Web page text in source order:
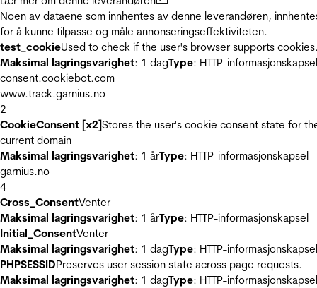
Noen av dataene som innhentes av denne leverandøren,
for å kunne tilpasse og måle annonseringseffektiviteten.
test_cookieUsed to check if the user's browser supports
Maksimal lagringsvarighet: 1 dagType: HTTP-informasjonskapsel
consent.cookiebot.com
www.track.garnius.no
2
CookieConsent [x2]Stores the user's cookie consent state for
current domain
Maksimal lagringsvarighet: 1 årType: HTTP-informasjonskapsel
garnius.no
4
Cross_ConsentVenter
Maksimal lagringsvarighet: 1 årType: HTTP-informasjonskapsel
Initial_ConsentVenter
Maksimal lagringsvarighet: 1 dagType: HTTP-informasjonskapsel
PHPSESSIDPreserves user session state across page requests.
Maksimal lagringsvarighet: 1 dagType: HTTP-informasjonskapsel